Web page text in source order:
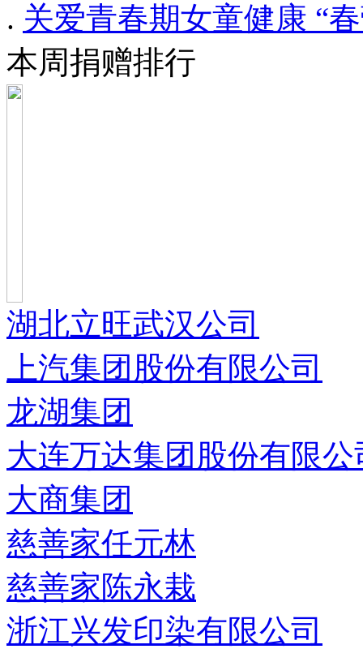
. 关爱青春期女童健康 “
本周捐赠排行
湖北立旺武汉公司
上汽集团股份有限公司
龙湖集团
大连万达集团股份有限公
大商集团
慈善家任元林
慈善家陈永栽
浙江兴发印染有限公司